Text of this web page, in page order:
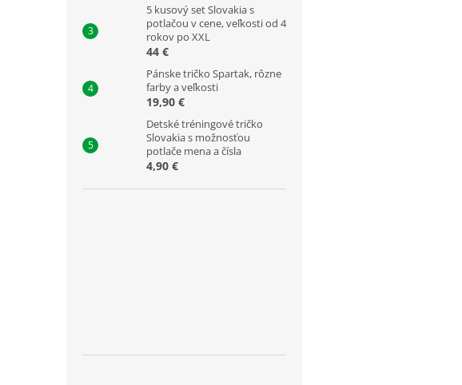
5 kusový set Slovakia s
potlačou v cene, veľkosti od 4
rokov po XXL
44 €
Pánske tričko Spartak, rôzne
farby a veľkosti
19,90 €
Detské tréningové tričko
Slovakia s možnosťou
potlače mena a čísla
4,90 €